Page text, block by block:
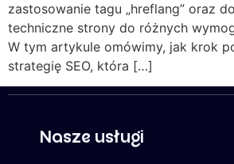
zastosowanie tagu „hreflang” oraz
techniczne strony do różnych
W tym artykule omówimy, jak krok
strategię SEO, która […]
Nasze usługi